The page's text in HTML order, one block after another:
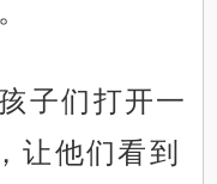
子们打开一
让他们看到